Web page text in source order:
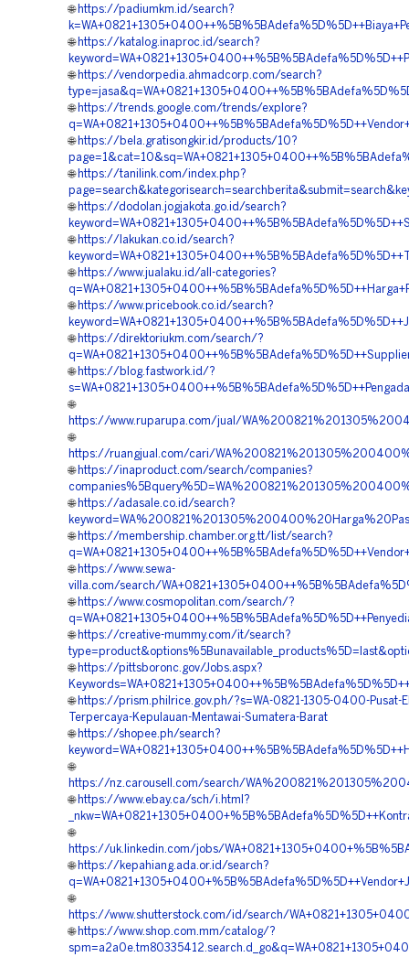
🌐 https://padiumkm.id/search?
🌐 https://katalog.inaproc.id/search?
🌐 https://vendorpedia.ahmadcorp.com/search?
🌐 https://trends.google.com/trends/explore?
🌐 https://bela.gratisongkir.id/products/10?
🌐 https://tanilink.com/index.php?
🌐 https://dodolan.jogjakota.go.id/search?
🌐 https://lakukan.co.id/search?
🌐 https://www.jualaku.id/all-categories?
🌐 https://www.pricebook.co.id/search?
🌐 https://direktoriukm.com/search/?
🌐 https://blog.fastwork.id/?
🌐
https://www.ruparupa.com/jual/
🌐
https://ruangjual.com/cari/
🌐 https://inaproduct.com/search/companies?
🌐 https://adasale.co.id/search?
🌐 https://membership.chamber.org.tt/list/search?
🌐 https://www.sewa-
villa.com/search/
🌐 https://www.cosmopolitan.com/search/?
🌐 https://creative-mummy.com/it/search?
🌐 https://pittsboronc.gov/Jobs.aspx?
🌐 https://prism.philrice.gov.ph/?s=WA-0821-1305-0400-Pusat-
Terpercaya-Kepulauan-Mentawai-Sumatera-Barat
🌐 https://shopee.ph/search?
🌐
https://nz.carousell.com/search/
🌐 https://www.ebay.ca/sch/i.html?
🌐
https://uk.linkedin.com/jobs/
🌐 https://kepahiang.ada.or.id/search?
🌐
https://www.shutterstock.com/id/search/
🌐 https://www.shop.com.mm/catalog/?